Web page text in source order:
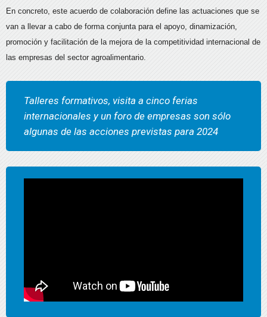
En concreto, este acuerdo de colaboración define las actuaciones que se
van a llevar a cabo de forma conjunta para el apoyo, dinamización,
promoción y facilitación de la mejora de la competitividad internacional de
las empresas del sector agroalimentario.
Talleres formativos, visita a cinco ferias
internacionales y un foro de empresas son sólo
algunas de las acciones previstas para 2024